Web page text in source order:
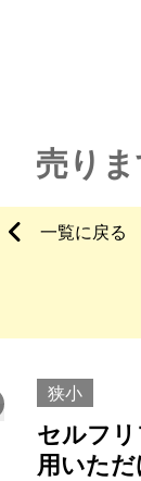
売り
一覧に戻る
狭小
セルフ
用いた